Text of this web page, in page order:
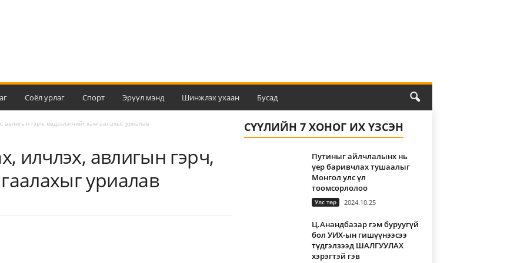
Соёл урлаг Спорт Эрүүл мэнд Шинжлэх ухаан Бусад
авлигын гэрч, мэдээлэгчийг хамгаалахыг уриалав
илчлэх, авлигын гэрч,
уриалав
СҮҮЛИЙН 7 ХОНОГ ИХ ҮЗСЭН
Путиныг айлчлалынх нь
үер баривчлах тушаалыг
Монгол улс үл
тоомсорлолоо
Улс төр 2024.10.25
Ц.Анандбазар гэм буруугүй
бол УИХ-ын гишүүнээсээ
түдгэлзээд ШАЛГУУЛАХ
хэрэгтэй гэв